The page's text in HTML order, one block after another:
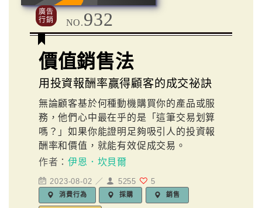
廣告
行銷
NO.932
價值銷售法
用投資報酬率贏得顧客的成交祕訣
無論顧客基於何種動機購買你的產品或服
務，他們心中最在乎的是「這筆交易划算
嗎？」如果你能證明足夠吸引人的投資報
酬率和價值，就能有效促成交易。
作者：伊恩．坎貝爾
2023-08-02 ／ 5255 5
消費行為 採購 銷售